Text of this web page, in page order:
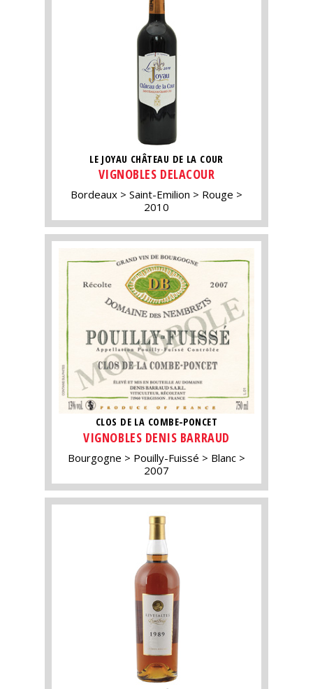
LE JOYAU CHÂTEAU DE LA COUR
VIGNOBLES DELACOUR
Bordeaux Saint-Emilion
Rouge
2010
CLOS DE LA COMBE-PONCET
VIGNOBLES DENIS BARRAUD
Bourgogne Pouilly-Fuissé
Blanc
2007